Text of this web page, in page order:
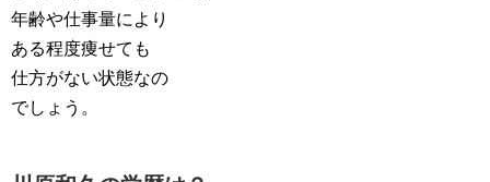
年齢や仕事量により
ある程度痩せても
仕方がない状態なの
でしょう。